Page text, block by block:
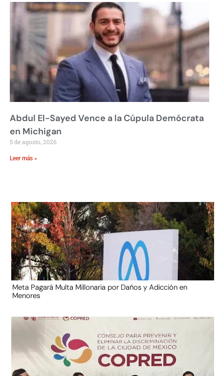
Abdul El-Sayed Vence a la Cúpula Demócrata
en Michigan
5 de agosto, 2026
Leer más »
Meta Pagará Multa Millonaria por Daños y Adicción en
Menores